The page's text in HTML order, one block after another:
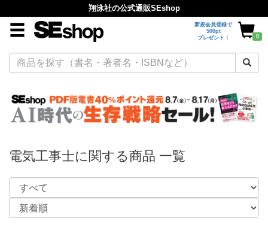
翔泳社の公式通販SEshop
新規会員登録で
500pt
プレゼント！
0
電気工事士に関する商品 一覧